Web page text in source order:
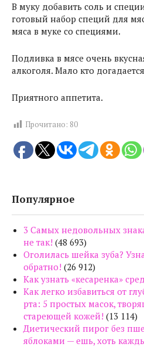
В муку добавить соль и
готовый набор специй для
мяса в муке со специями.
Подливка в мясе очень
алкоголя. Мало кто
Приятного аппетита.
Прочитано: 80
Популярное
3 Самых недовольных
не так! (48 693)
Оголилась шейка зуба?
обратно! (26 912)
Как узнать «кесаренка»
Как легко избавиться от
рта: 5 простых масок,
стареющей кожей! (13 114)
Диетический пирог без
яблоками — ешь, хоть